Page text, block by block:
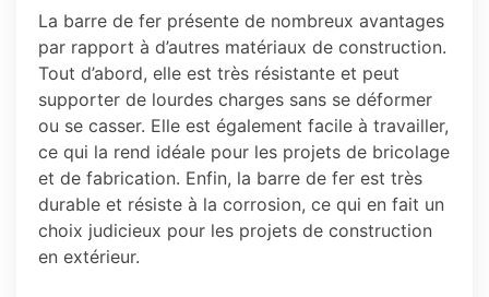
La barre de fer présente de nombreux avantages
par rapport à d’autres matériaux de construction.
Tout d’abord, elle est très résistante et peut
supporter de lourdes charges sans se déformer
ou se casser. Elle est également facile à travailler,
ce qui la rend idéale pour les projets de bricolage
et de fabrication. Enfin, la barre de fer est très
durable et résiste à la corrosion, ce qui en fait un
choix judicieux pour les projets de construction
en extérieur.